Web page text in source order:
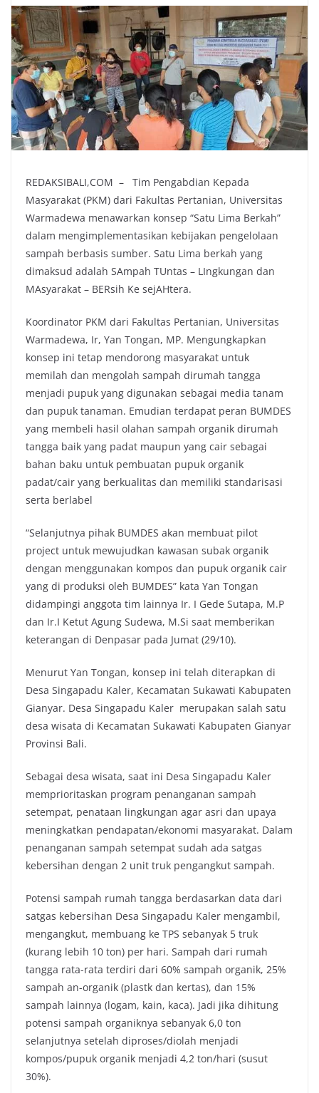
REDAKSIBALI,COM – Tim Pengabdian Kepada
Masyarakat (PKM) dari Fakultas Pertanian, Universitas
Warmadewa menawarkan konsep “Satu Lima Berkah”
dalam mengimplementasikan kebijakan pengelolaan
sampah berbasis sumber. Satu Lima berkah yang
dimaksud adalah SAmpah TUntas – LIngkungan dan
MAsyarakat – BERsih Ke sejAHtera.
Koordinator PKM dari Fakultas Pertanian, Universitas
Warmadewa, Ir, Yan Tongan, MP. Mengungkapkan
konsep ini tetap mendorong masyarakat untuk
memilah dan mengolah sampah dirumah tangga
menjadi pupuk yang digunakan sebagai media tanam
dan pupuk tanaman. Emudian terdapat peran BUMDES
yang membeli hasil olahan sampah organik dirumah
tangga baik yang padat maupun yang cair sebagai
bahan baku untuk pembuatan pupuk organik
padat/cair yang berkualitas dan memiliki standarisasi
serta berlabel
“Selanjutnya pihak BUMDES akan membuat pilot
project untuk mewujudkan kawasan subak organik
dengan menggunakan kompos dan pupuk organik cair
yang di produksi oleh BUMDES” kata Yan Tongan
didampingi anggota tim lainnya Ir. I Gede Sutapa, M.P
dan Ir.I Ketut Agung Sudewa, M.Si saat memberikan
keterangan di Denpasar pada Jumat (29/10).
Menurut Yan Tongan, konsep ini telah diterapkan di
Desa Singapadu Kaler, Kecamatan Sukawati Kabupaten
Gianyar. Desa Singapadu Kaler merupakan salah satu
desa wisata di Kecamatan Sukawati Kabupaten Gianyar
Provinsi Bali.
Sebagai desa wisata, saat ini Desa Singapadu Kaler
memprioritaskan program penanganan sampah
setempat, penataan lingkungan agar asri dan upaya
meningkatkan pendapatan/ekonomi masyarakat. Dalam
penanganan sampah setempat sudah ada satgas
kebersihan dengan 2 unit truk pengangkut sampah.
Potensi sampah rumah tangga berdasarkan data dari
satgas kebersihan Desa Singapadu Kaler mengambil,
mengangkut, membuang ke TPS sebanyak 5 truk
(kurang lebih 10 ton) per hari. Sampah dari rumah
tangga rata-rata terdiri dari 60% sampah organik, 25%
sampah an-organik (plastk dan kertas), dan 15%
sampah lainnya (logam, kain, kaca). Jadi jika dihitung
potensi sampah organiknya sebanyak 6,0 ton
selanjutnya setelah diproses/diolah menjadi
kompos/pupuk organik menjadi 4,2 ton/hari (susut
30%).